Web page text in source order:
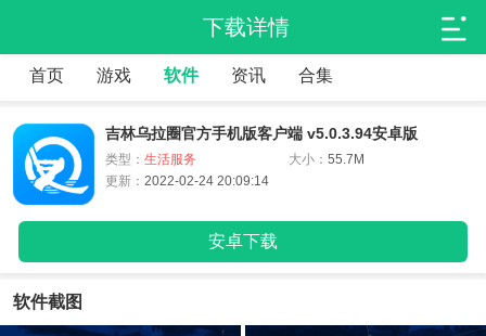
下载详情
首页 游戏 软件 资讯 合集
吉林乌拉圈官方手机版客户端 v5.0.3.94安卓版
类型： 生活服务 大小：55.7M
更新： 2022-02-24 20:09:14
安卓下载
软件截图